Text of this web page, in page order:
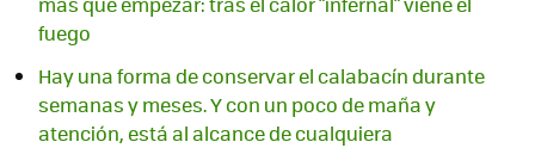
fuego
Hay una forma de conservar el calabacín durante
semanas y meses. Y con un poco de maña y
atención, está al alcance de cualquiera